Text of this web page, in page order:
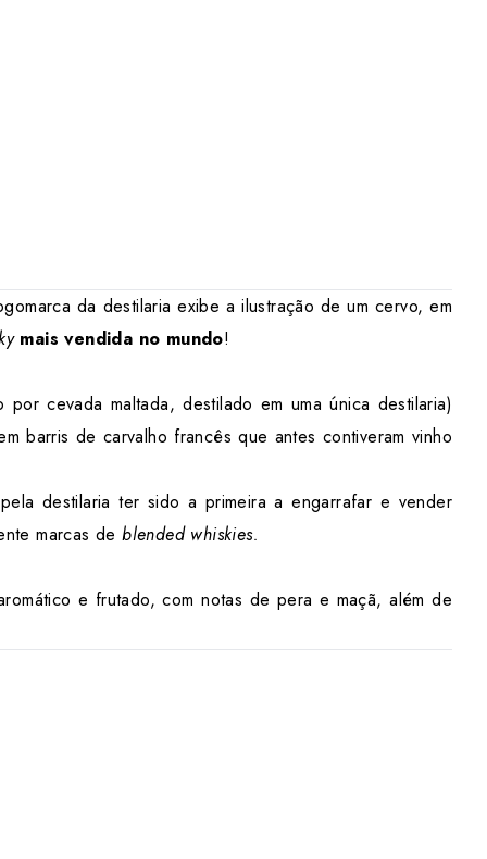
da destilaria exibe a ilustração de um cervo, em
mais vendida no mundo!
cevada maltada, destilado em uma única destilaria)
barris de carvalho francês que antes contiveram vinho
destilaria ter sido a primeira a engarrafar e vender
marcas deblended whiskies.
e frutado, com notas de pera e maçã, além de